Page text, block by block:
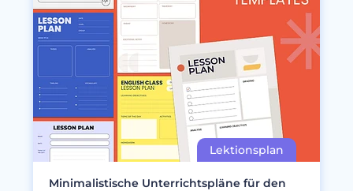
Minimalistische Unterrichtspläne für den